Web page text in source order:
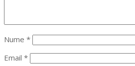
Nume *
Email *